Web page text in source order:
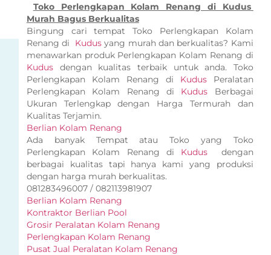
Toko Perlengkapan Kolam Renang di Kudus
Murah Bagus Berkualitas
Bingung cari tempat Toko Perlengkapan Kolam
Renang di Kudusyang murah dan berkualitas? Kami
menawarkan produk Perlengkapan Kolam Renang di
Kudusdengan kualitas terbaik untuk anda. Toko
Perlengkapan Kolam Renang di KudusPeralatan
Perlengkapan Kolam Renang di Kudus Berbagai
Ukuran Terlengkap dengan Harga Termurah dan
Kualitas Terjamin.
Berlian Kolam Renang
Ada banyak Tempat atau Toko yang Toko
Perlengkapan Kolam Renang di Kudus
dengan
berbagai kualitas tapi hanya kami yang produksi
dengan harga murah berkualitas.
081283496007 / 082113981907
Berlian Kolam Renang
Kontraktor Berlian Pool
Grosir Peralatan Kolam Renang
Perlengkapan Kolam Renang
Pusat Jual Peralatan Kolam Renang